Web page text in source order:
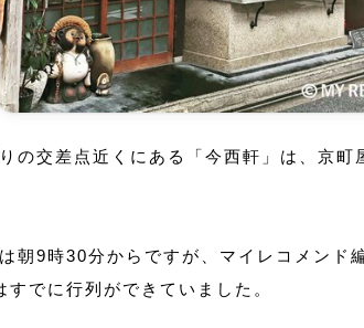
の交差点近くにある「今西軒」は、京町
朝9時30分からですが、マイレコメンド
でに行列ができていました。